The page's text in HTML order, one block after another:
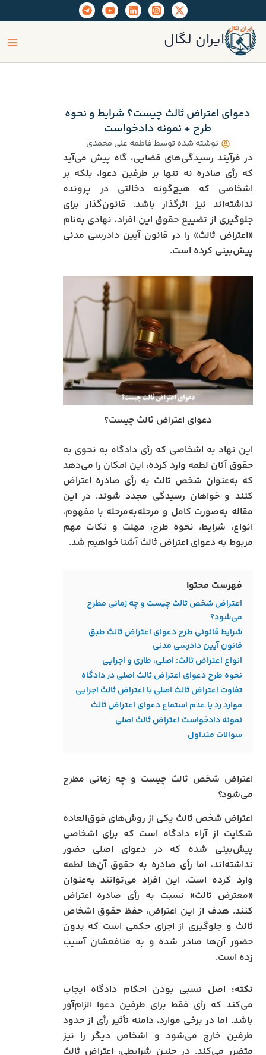
به
محتوا
ایران لگال
دعوای اعتراض ثالث چیست؟ شرایط و نحوه
طرح + نمونه دادخواست
نوشته شده توسطفاطمه علی محمدی
در فرآیند رسیدگی‌های قضایی، گاه پیش می‌آید
که رأی صادره نه تنها بر طرفین دعوا، بلکه بر
اشخاصی که هیچ‌گونه دخالتی در پرونده
نداشته‌اند نیز اثرگذار باشد. قانون‌گذار برای
جلوگیری از تضییع حقوق این افراد، نهادی به‌نام
«اعتراض ثالث» را در قانون آیین دادرسی مدنی
پیش‌بینی کرده است.
دعوای اعتراض ثالث چیست؟
این نهاد به اشخاصی که رأی دادگاه به نحوی به
حقوق آنان لطمه وارد کرده، این امکان را می‌دهد
که به‌عنوان شخص ثالث به رأی صادره اعتراض
کنند و خواهان رسیدگی مجدد شوند. در این
مقاله به‌صورت کامل و مرحله‌به‌مرحله با مفهوم،
انواع، شرایط، نحوه طرح، مهلت و نکات مهم
مربوط به دعوای اعتراض ثالث آشنا خواهیم شد.
فهرست محتوا
اعتراض شخص ثالث چیست و چه زمانی مطرح
می‌شود؟
شرایط قانونی طرح دعوای اعتراض ثالث طبق
قانون آیین دادرسی مدنی
انواع اعتراض ثالث: اصلی، طاری و اجرایی
نحوه طرح دعوای اعتراض ثالث اصلی در دادگاه
تفاوت اعتراض ثالث اصلی با اعتراض ثالث اجرایی
موارد رد یا عدم استماع دعوای اعتراض ثالث
نمونه دادخواست اعتراض ثالث اصلی
سوالات متداول
اعتراض شخص ثالث چیست و چه زمانی مطرح
می‌شود؟
اعتراض شخص ثالث یکی از روش‌های فوق‌العاده
شکایت از آراء دادگاه است که برای اشخاصی
پیش‌بینی شده که در دعوای اصلی حضور
نداشته‌اند، اما رأی صادره به حقوق آن‌ها لطمه
وارد کرده است. این افراد می‌توانند به‌عنوان
«معترض ثالث» نسبت به رأی صادره اعتراض
کنند. هدف از این اعتراض، حفظ حقوق اشخاص
ثالث و جلوگیری از اجرای حکمی است که بدون
حضور آن‌ها صادر شده و به منافعشان آسیب
زده است.
نکته: اصل نسبی بودن احکام دادگاه ایجاب
می‌کند که رأی فقط برای طرفین دعوا الزام‌آور
باشد. اما در برخی موارد، دامنه تأثیر رأی از حدود
طرفین خارج می‌شود و اشخاص دیگر را نیز
متضرر می‌کند. در چنین شرایطی، اعتراض ثالث